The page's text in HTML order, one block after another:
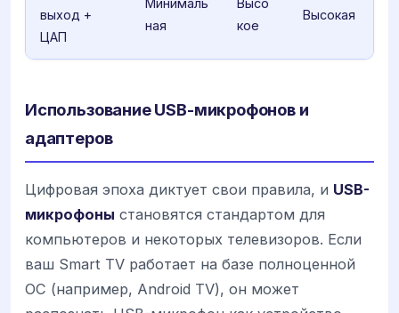
выход +
ЦАП
ная
кое
Высокая
Использование USB-микрофонов и
адаптеров
Цифровая эпоха диктует свои правила, и USB-
микрофоны становятся стандартом для
компьютеров и некоторых телевизоров. Если
ваш Smart TV работает на базе полноценной
ОС (например, Android TV), он может